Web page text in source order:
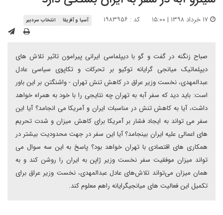
کد : ۱۹۸۳۹۵۶ آسیا و آفریقا انتخاب سردبیر
صباح زنگنه در گفت و گو با دیپلماسی ایرانی پیرامون تاثیر تلاش های
دیپلماتیک میانجی گرایانه توکیو بر تحرکات و تکاپوی سیاسی عادل
عبدالمهدی، نخست وزیر عراق در کاهش تنش تهران - واشنگتن بر این باور
است: باید دید که سفر آبه به تهران چه نتایجی را با خود به همراه خواهد
داشت، آیا به کاهش تنش در مناسبات ایران و آمریکا می انجامد؟ آیا این
سفر می تواند به ایجاد فشار بر آمریکا برای کاهش میزان و شدت تحریم
های اعمالی علیه ایران بینجامد؟ آیا این سفر در جهت محدودیت بیشتر در
همکاری های اقتصادی با تهران خواهد بود؟ پاسخ به این سه سوال می
تواند میزان موفقیت سفر نخست وزیر ژاپن به ایران را روشن کند و به
همان میزان می‌تواند تلاش‌های عادل عبدالمهدی، نخست وزیر عراق برای
تکمیل این فعالیت های میانجیگرایانه راهم معلوم کند.